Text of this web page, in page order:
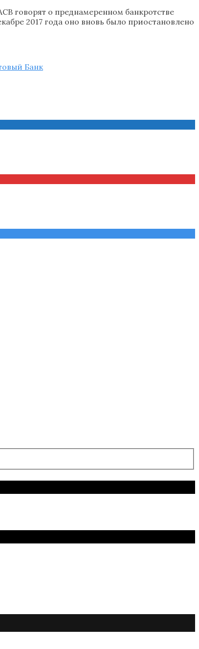
говорят о преднамеренном банкротстве
2017 года оно вновь было приостановлено
Банк